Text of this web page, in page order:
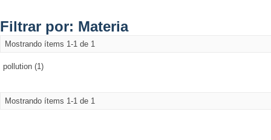
Filtrar por: Materia
Mostrando ítems 1-1 de 1
pollution (1)
Mostrando ítems 1-1 de 1